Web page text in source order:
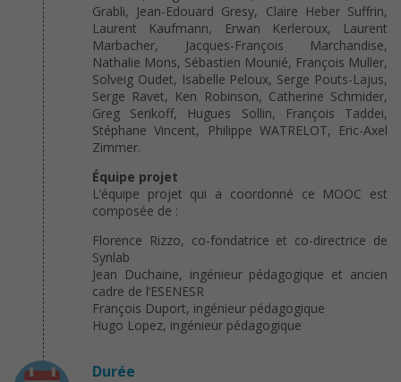
Grabli, Jean-Edouard Gresy, Claire Heber Suffrin,
Laurent Kaufmann, Erwan Kerleroux, Laurent
Marbacher, Jacques-François Marchandise,
Nathalie Mons, Sébastien Mounié, François Muller,
Solveig Oudet, Isabelle Peloux, Serge Pouts-Lajus,
Serge Ravet, Ken Robinson, Catherine Schmider,
Greg Serikoff, Hugues Sollin, François Taddei,
Stéphane Vincent, Philippe WATRELOT, Eric-Axel
Zimmer.
Équipe projet
L’équipe projet qui a coordonné ce MOOC est
composée de :
Florence Rizzo, co-fondatrice et co-directrice de
Synlab
Jean Duchaine, ingénieur pédagogique et ancien
cadre de l’ESENESR
François Duport, ingénieur pédagogique
Hugo Lopez, ingénieur pédagogique
Durée